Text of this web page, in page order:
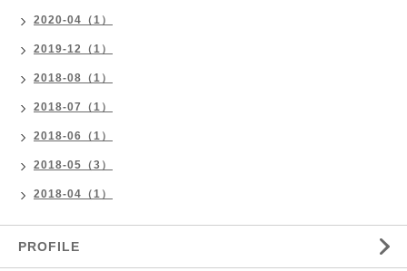
2020-04（1）
2019-12（1）
2018-08（1）
2018-07（1）
2018-06（1）
2018-05（3）
2018-04（1）
PROFILE